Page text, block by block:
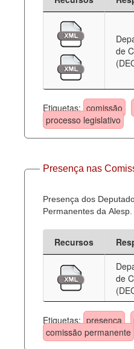
de
Etiquetas: comissão
processo legislativo
Presença nas
Presença dos
Permanentes da Alesp.
Recursos
de
Etiquetas: presença
comissão permanente